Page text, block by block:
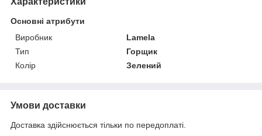
Основні атрибути
Виробник
Lamela
Тип
Горщик
Колір
Зелений
Умови доставки
Доставка здійснюється тільки по передоплаті.